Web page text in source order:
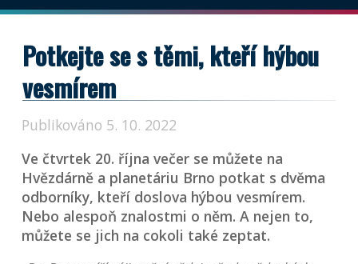
Potkejte se s těmi, kteří hýbou
vesmírem
Publikováno 5. 10. 2022
Ve čtvrtek 20. října večer se můžete na
Hvězdárně a planetáriu Brno potkat s dvěma
odborníky, kteří doslova hýbou vesmírem.
Nebo alespoň znalostmi o něm. A nejen to,
můžete se jich na cokoli také zeptat.